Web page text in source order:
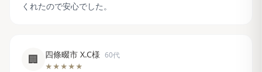
くれたので安心でした。
🏢 四條畷市 X.C様 60代
★★★★★